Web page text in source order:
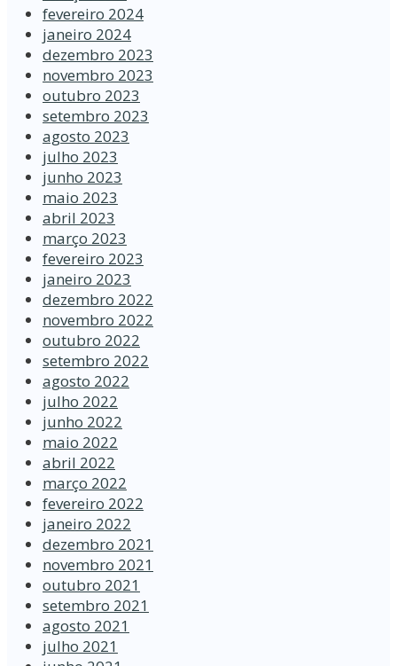
fevereiro 2024
janeiro 2024
dezembro 2023
novembro 2023
outubro 2023
setembro 2023
agosto 2023
julho 2023
junho 2023
maio 2023
abril 2023
março 2023
fevereiro 2023
janeiro 2023
dezembro 2022
novembro 2022
outubro 2022
setembro 2022
agosto 2022
julho 2022
junho 2022
maio 2022
abril 2022
março 2022
fevereiro 2022
janeiro 2022
dezembro 2021
novembro 2021
outubro 2021
setembro 2021
agosto 2021
julho 2021